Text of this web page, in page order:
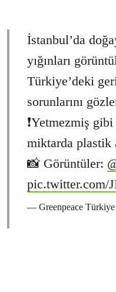
İstanbul’da
yığınları
Türkiye’deki
sorunlarını
❗Yetmezmiş
miktarda plastik
📸 Görüntüler:
pic.twitter.com/
— Greenpeace Türkiye